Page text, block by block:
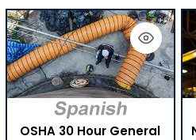
OSHA 30 Hour General